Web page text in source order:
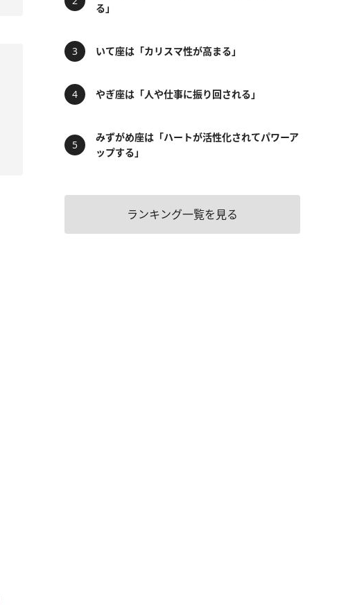
る」
いて座は「カリスマ性が高まる」
やぎ座は「人や仕事に振り回される」
みずがめ座は「ハートが活性化されてパワーア
ップする」
ランキング一覧を見る